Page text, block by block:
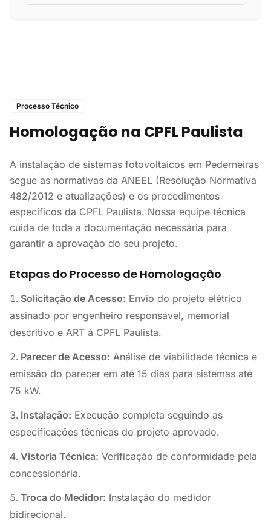
Processo Técnico
Homologação na CPFL Paulista
A instalação de sistemas fotovoltaicos em Pederneiras
segue as normativas da ANEEL (Resolução Normativa
482/2012 e atualizações) e os procedimentos
específicos da CPFL Paulista. Nossa equipe técnica
cuida de toda a documentação necessária para
garantir a aprovação do seu projeto.
Etapas do Processo de Homologação
Solicitação de Acesso: Envio do projeto elétrico
assinado por engenheiro responsável, memorial
descritivo e ART à CPFL Paulista.
Parecer de Acesso: Análise de viabilidade técnica e
emissão do parecer em até 15 dias para sistemas até
75 kW.
Instalação: Execução completa seguindo as
especificações técnicas do projeto aprovado.
Vistoria Técnica: Verificação de conformidade pela
concessionária.
Troca do Medidor: Instalação do medidor
bidirecional.